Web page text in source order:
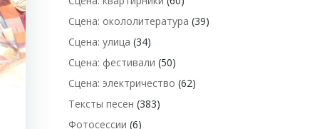
Сцена: окололитература (39)
Сцена: улица (34)
Сцена: фестивали (50)
Сцена: электричество (62)
Тексты песен (383)
Фотосессии (6)